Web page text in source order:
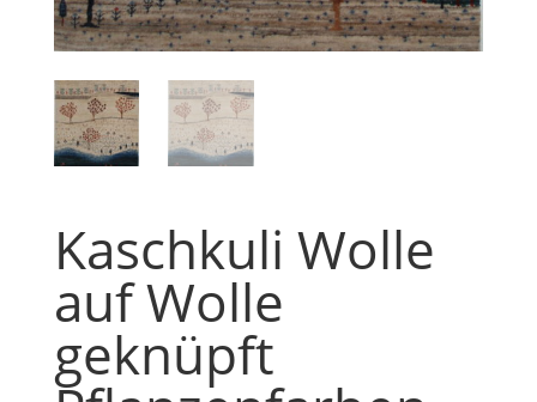
Kaschkuli Wolle
auf Wolle
geknüpft